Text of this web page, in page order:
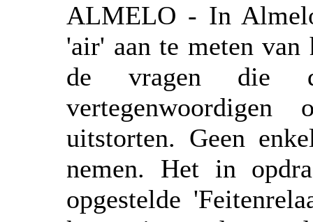
ALMELO - In
'air' aan te meten
de vragen die
uitstorten. Geen
nemen. Het in
opgestelde